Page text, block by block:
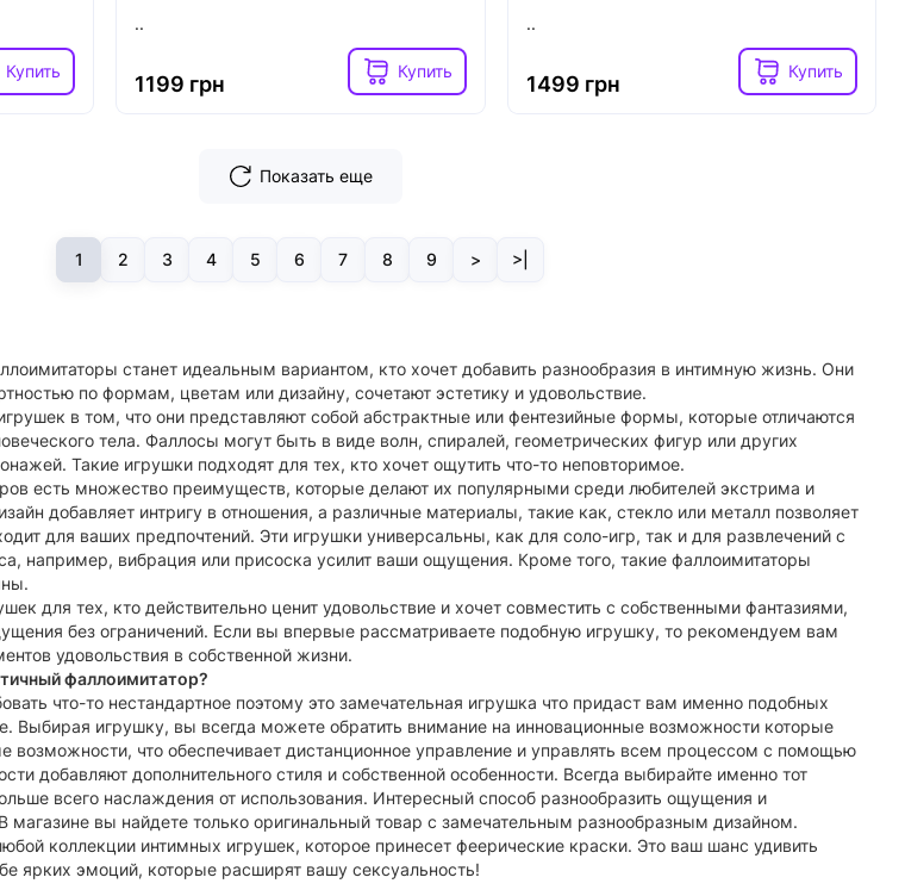
Купить
..
1199 грн
Купить
..
1499 грн
Купить
Показать еще
1 2 3 4 5 6 7 8 9 > >|
станет идеальным вариантом, кто хочет добавить разнообразия в интимную жизнь. Они
по формам, цветам или дизайну, сочетают эстетику и удовольствие.
в том, что они представляют собой абстрактные или фентезийные формы, которые отличаются
тела. Фаллосы могут быть в виде волн, спиралей, геометрических фигур или других
Такие игрушки подходят для тех, кто хочет ощутить что-то неповторимое.
есть множество преимуществ, которые делают их популярными среди любителей экстрима и
добавляет интригу в отношения, а различные материалы, такие как, стекло или металл позволяет
для ваших предпочтений. Эти игрушки универсальны, как для соло-игр, так и для развлечений с
например, вибрация или присоска усилит ваши ощущения. Кроме того, такие фаллоимитаторы
для тех, кто действительно ценит удовольствие и хочет совместить с собственными фантазиями,
без ограничений. Если вы впервые рассматриваете подобную игрушку, то рекомендуем вам
удовольствия в собственной жизни.
фаллоимитатор?
что-то нестандартное поэтому это замечательная игрушка что придаст вам именно подобных
Выбирая игрушку, вы всегда можете обратить внимание на инновационные возможности которые
возможности, что обеспечивает дистанционное управление и управлять всем процессом с помощью
добавляют дополнительного стиля и собственной особенности. Всегда выбирайте именно тот
всего наслаждения от использования. Интересный способ разнообразить ощущения и
магазине вы найдете только оригинальный товар с замечательным разнообразным дизайном.
коллекции интимных игрушек, которое принесет феерические краски. Это ваш шанс удивить
ярких эмоций, которые расширят вашу сексуальность!